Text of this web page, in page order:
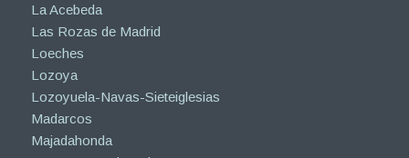
La Acebeda
Las Rozas de Madrid
Loeches
Lozoya
Lozoyuela-Navas-Sieteiglesias
Madarcos
Majadahonda